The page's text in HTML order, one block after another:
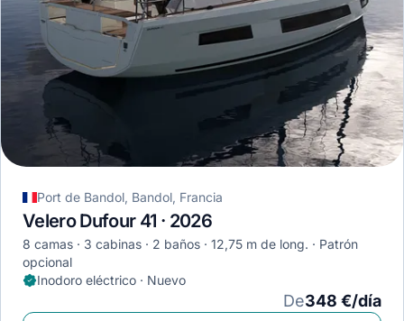
Port de Bandol, Bandol, Francia
Velero Dufour 41 · 2026
8 camas 3 cabinas 2 baños 12,75 m de long.
Patrón
opcional
Inodoro eléctrico · Nuevo
De348 €/día